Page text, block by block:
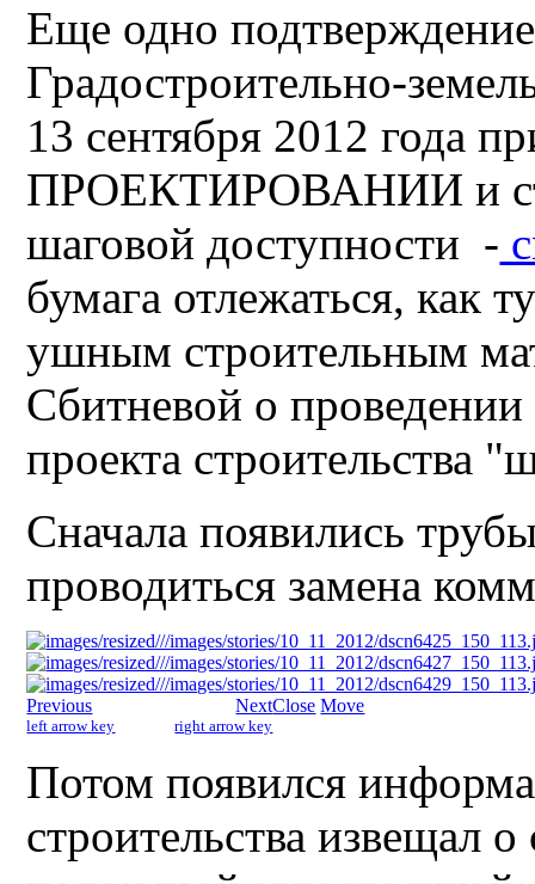
Еще одно подтверждение
Градостроительно-
13 сентября 2012 года
ПРОЕКТИРОВАНИИ и
шаговой доступности -
бумага отлежаться, как
ушным строительным
Сбитневой о проведении
проекта строительства
Сначала появились
проводиться замена
Previous
left arrow key
Next
right arrow key
Close Move
Потом появился
строительства извещал о